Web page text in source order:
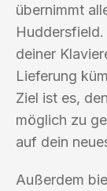
übernimmt
deiner
Lieferung
Ziel ist es,
möglich zu
auf dein
Außerdem